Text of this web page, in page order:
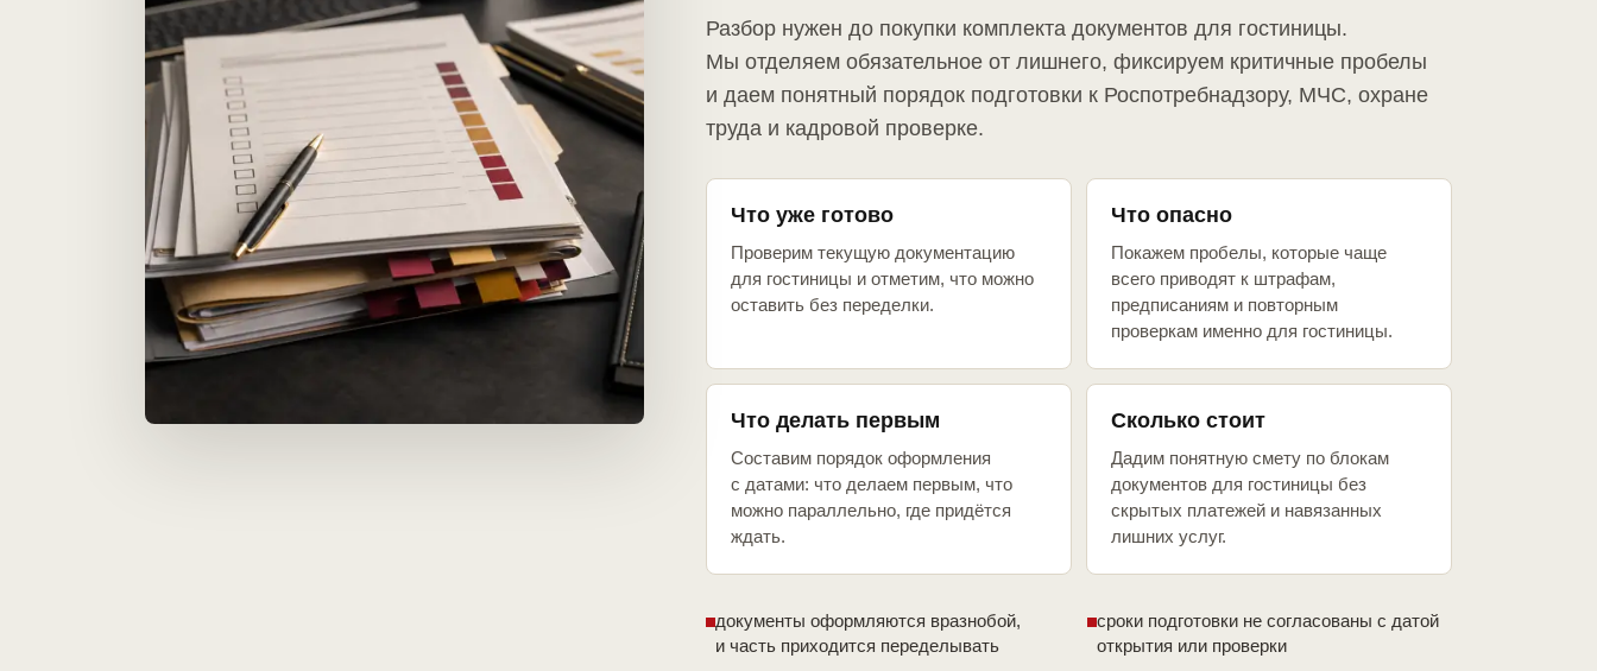
Разбор нужен до покупки комплекта документов для гостиницы.
Мы отделяем обязательное от лишнего, фиксируем критичные пробелы
и даем понятный порядок подготовки к Роспотребнадзору, МЧС, охране
труда и кадровой проверке.
Что уже готово
Проверим текущую документацию
для гостиницы и отметим, что можно
оставить без переделки.
Что опасно
Покажем пробелы, которые чаще
всего приводят к штрафам,
предписаниям и повторным
проверкам именно для гостиницы.
Что делать первым
Составим порядок оформления
с датами: что делаем первым, что
можно параллельно, где придётся
ждать.
Сколько стоит
Дадим понятную смету по блокам
документов для гостиницы без
скрытых платежей и навязанных
лишних услуг.
документы оформляются вразнобой,
и часть приходится переделывать
сроки подготовки не согласованы с датой
открытия или проверки